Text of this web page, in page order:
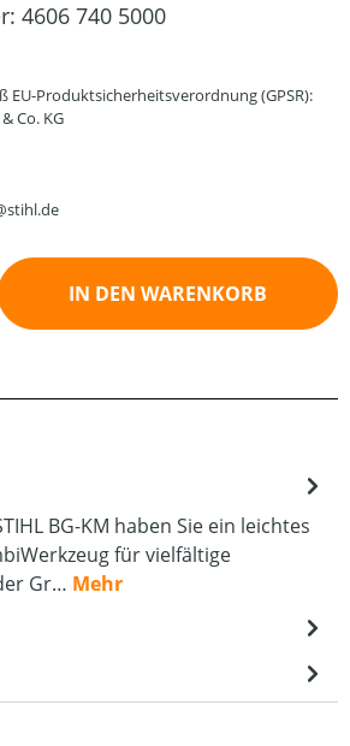
4606 740 5000
EU-Produktsicherheitsverordnung (GPSR):
Co. KG
Gib den gewünschten
IN DEN WARENKORB
BG-KM haben Sie ein leichtes
für vielfältige
Gr… Mehr